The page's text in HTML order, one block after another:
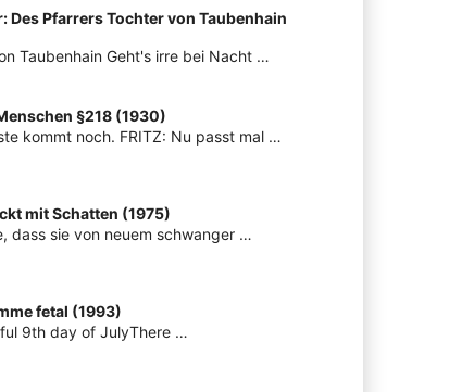
Des Pfarrers Tochter von Taubenhain
Taubenhain Geht's irre bei Nacht …
§218 (1930)
kommt noch. FRITZ: Nu passt mal …
mit Schatten (1975)
dass sie von neuem schwanger …
fetal (1993)
9th day of JulyThere …